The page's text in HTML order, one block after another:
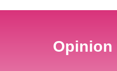
Opinion